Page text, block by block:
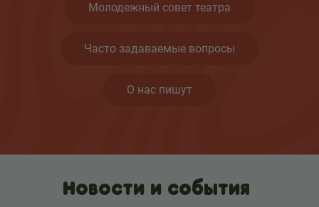
Молодежный совет театра
Часто задаваемые вопросы
О нас пишут
Новости и события